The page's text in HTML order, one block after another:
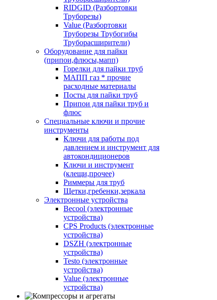
RIDGID (Разбортовки
Труборезы)
Value (Разбортовки
Труборезы Трубогибы
Труборасширители)
Оборудование для пайки
(припои,флюсы,мапп)
Горелки для пайки труб
МАПП газ * прочие
расходные материалы
Посты для пайки труб
Припои для пайки труб и
флюс
Специальные ключи и прочие
инструменты
Ключи для работы под
давлением и инструмент для
автокондиционеров
Ключи и инструмент
(клещи,прочее)
Риммеры для труб
Щетки,гребенки,зеркала
Электронные устройства
Becool (электронные
устройства)
CPS Products (электронные
устройства)
DSZH (электронные
устройства)
Testo (электронные
устройства)
Value (электронные
устройства)